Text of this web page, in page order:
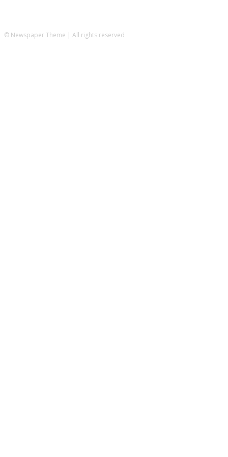
© Newspaper Theme | All rights reserved